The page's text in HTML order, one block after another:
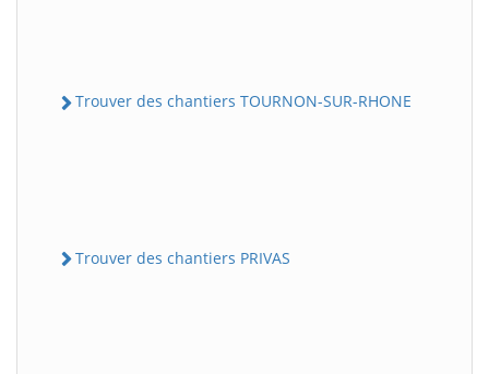
Trouver des chantiers TOURNON-SUR-RHONE
Trouver des chantiers PRIVAS